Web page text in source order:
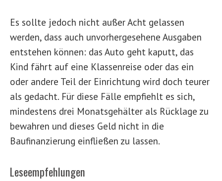
Es sollte jedoch nicht außer Acht gelassen
werden, dass auch unvorhergesehene Ausgaben
entstehen können: das Auto geht kaputt, das
Kind fährt auf eine Klassenreise oder das ein
oder andere Teil der Einrichtung wird doch teurer
als gedacht. Für diese Fälle empfiehlt es sich,
mindestens drei Monatsgehälter als Rücklage zu
bewahren und dieses Geld nicht in die
Baufinanzierung einfließen zu lassen.
Leseempfehlungen